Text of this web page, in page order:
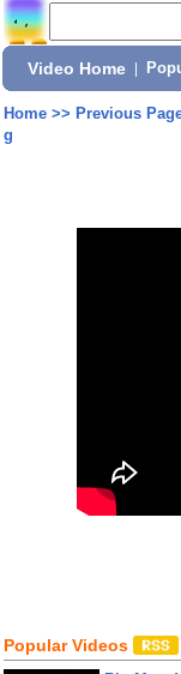
Video Home
Home>> Previous
g
Popular Videos